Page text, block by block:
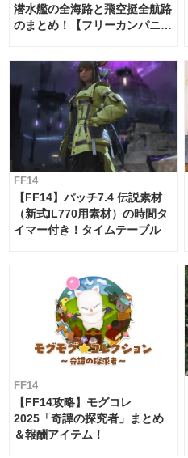
潜水艦の全海路と飛空挺全航路
のまとめ！【フリーカンパニ
FF14
【FF14】パッチ7.4 伝説素材
（新式IL770用素材）の時間タ
イマー付き！タイムテーブル
FF14
【FF14攻略】モグコレ
2025「奇譚の探究者」まとめ
＆報酬アイテム！